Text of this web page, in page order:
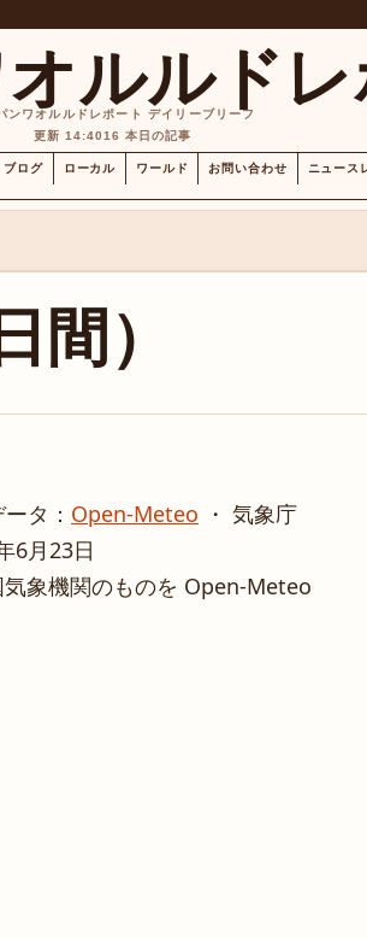
ルルドレ
ンワオルルドレポート デイリーブリーフ
更新 14:4016 本日の記事
ブログ ローカル ワールド お問い合わせ ニュース
）
タ： Open-Meteo ・ 気象庁
6月23日
象機関のものを Open-Meteo